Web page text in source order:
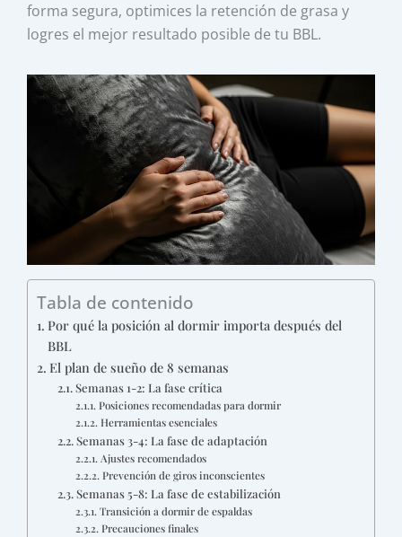
forma segura, optimices la retención de grasa y
logres el mejor resultado posible de tu BBL.
Tabla de contenido
Por qué la posición al dormir importa después del
BBL
El plan de sueño de 8 semanas
Semanas 1-2: La fase crítica
Posiciones recomendadas para dormir
Herramientas esenciales
Semanas 3-4: La fase de adaptación
Ajustes recomendados
Prevención de giros inconscientes
Semanas 5-8: La fase de estabilización
Transición a dormir de espaldas
Precauciones finales